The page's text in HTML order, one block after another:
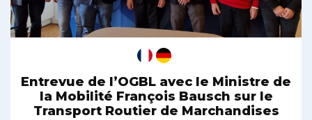
Entrevue de l’OGBL avec le Ministre de
la Mobilité François Bausch sur le
Transport Routier de Marchandises